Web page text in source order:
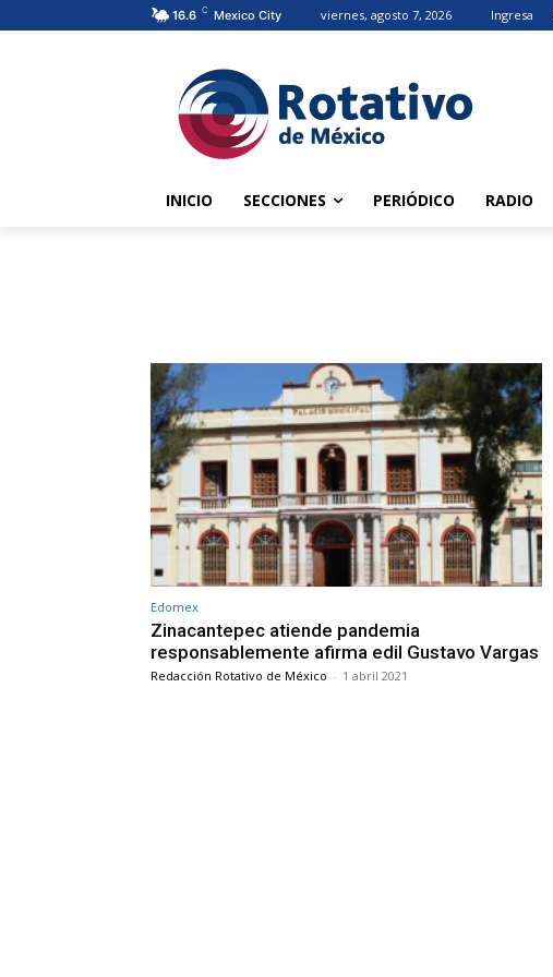
16.6 C Mexico City viernes, agosto 7, 2026 Ingresa
INICIO SECCIONES PERIÓDICO RADIO
Edomex
Zinacantepec atiende pandemia
responsablemente afirma edil Gustavo Vargas
Redacción Rotativo de México - 1 abril 2021